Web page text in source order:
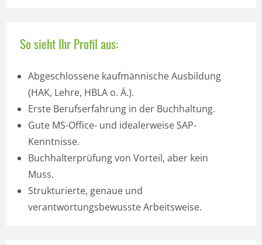
So sieht Ihr Profil aus:
Abgeschlossene kaufmännische Ausbildung
(HAK, Lehre, HBLA o. Ä.).
Erste Berufserfahrung in der Buchhaltung.
Gute MS-Office- und idealerweise SAP-
Kenntnisse.
Buchhalterprüfung von Vorteil, aber kein
Muss.
Strukturierte, genaue und
verantwortungsbewusste Arbeitsweise.